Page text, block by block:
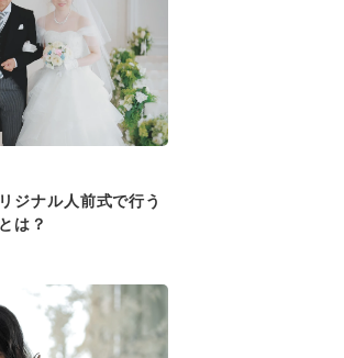
ジナル人前式で行う
は？